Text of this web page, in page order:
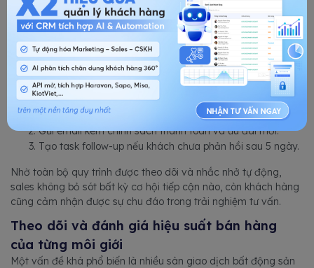
Sau buổi tham quan:
Sales cập nhật trạng thái “Đã đi xem nhà mẫu”.
Ghi chú khách quan tâm căn 2PN, ngân sách 5 tỷ và
cần hỗ trợ vay ngân hàng.
Dựa trên workflow đã thiết lập, BizCRM tiếp tục:
Tự động nhắc sales gọi lại khách sau 2 ngày.
Gửi email kèm chính sách thanh toán và ưu đãi mới.
Tạo task follow-up nếu khách chưa phản hồi sau 5 ngày.
Nhờ toàn bộ quy trình được theo dõi và nhắc nhở tự động,
sales không bỏ sót bất kỳ cơ hội tiếp cận nào, còn khách hàng
cũng cảm nhận được sự chu đáo trong trải nghiệm tư vấn.
Theo dõi và đánh giá hiệu suất bán hàng
của từng môi giới
Một vấn đề khá phổ biến là nhiều sàn giao dịch bất động sản